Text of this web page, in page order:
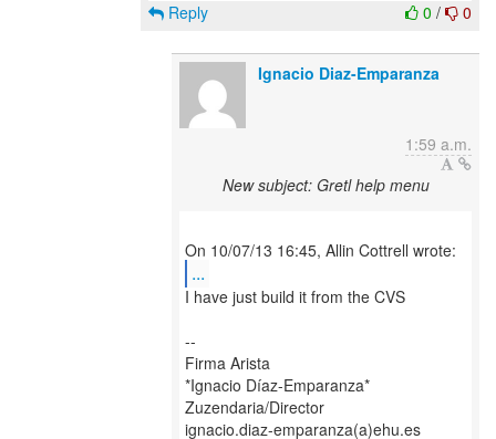
0 / 0
Reply
Ignacio Diaz-Emparanza
1:59 a.m.
New subject: Gretl help menu
...
I have just build it from the CVS
--
Firma Arista
*Ignacio Díaz-Emparanza*
Zuzendaria/Director
ignacio.diaz-emparanza(a)ehu.es